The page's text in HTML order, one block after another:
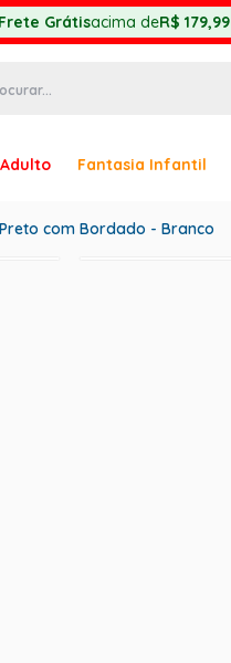
Frete Grátisacima deR$ 179,99
Fantasia Infantil
com Bordado - Branco
2
princesa